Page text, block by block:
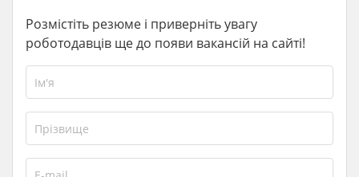
Розмістіть резюме і приверніть увагу
роботодавців ще до появи вакансій на сайті!